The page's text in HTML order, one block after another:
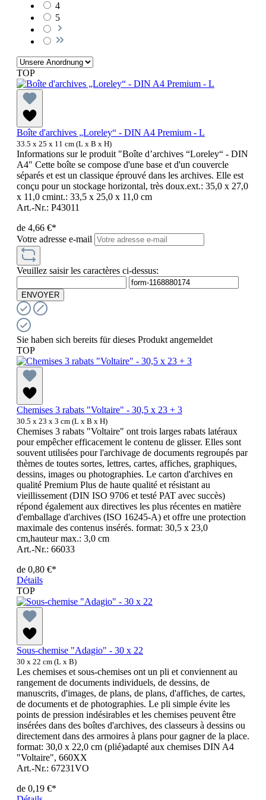
4
5
TOP
Boîte d'archives „Loreley“ - DIN A4 Premium - L
33.5 x 25 x 11 cm (L x B x H)
Informations sur le produit "Boîte d’archives “Loreley“ - DIN
A4" Cette boîte se compose d'une base et d'un couvercle
séparés et est un classique éprouvé dans les archives. Elle est
conçu pour un stockage horizontal, très doux.ext.: 35,0 x 27,0
x 11,0 cmint.: 33,5 x 25,0 x 11,0 cm
Art.-Nr.: P43011
de 4,66 €*
Votre adresse e-mail
Veuillez saisir les caractères ci-dessus:
ENVOYER
Sie haben sich bereits für dieses Produkt angemeldet
TOP
Chemises 3 rabats "Voltaire" - 30,5 x 23 + 3
30.5 x 23 x 3 cm (L x B x H)
Chemises 3 rabats "Voltaire" ont trois larges rabats latéraux
pour empêcher efficacement le contenu de glisser. Elles sont
souvent utilisées pour l'archivage de documents regroupés par
thèmes de toutes sortes, lettres, cartes, affiches, graphiques,
dessins, images ou photographies. Le carton d'archives en
qualité Premium Plus de haute qualité et résistant au
vieillissement (DIN ISO 9706 et testé PAT avec succès)
répond également aux directives les plus récentes en matière
d'emballage d'archives (ISO 16245-A) et offre une protection
maximale des contenus insérés. format: 30,5 x 23,0
cm,hauteur max.: 3,0 cm
Art.-Nr.: 66033
de 0,80 €*
Détails
TOP
Sous-chemise "Adagio" - 30 x 22
30 x 22 cm (L x B)
Les chemises et sous-chemises ont un pli et conviennent au
rangement de documents individuels, de dessins, de
manuscrits, d'images, de plans, de plans, d'affiches, de cartes,
de documents et de photographies. Le pli simple évite les
points de pression indésirables et les chemises peuvent être
insérées dans des boîtes d'archives, des classeurs à dessins ou
directement dans des armoires à plans pour gagner de la place.
format: 30,0 x 22,0 cm (plié)adapté aux chemises DIN A4
"Voltaire", 660XX
Art.-Nr.: 67231VO
de 0,19 €*